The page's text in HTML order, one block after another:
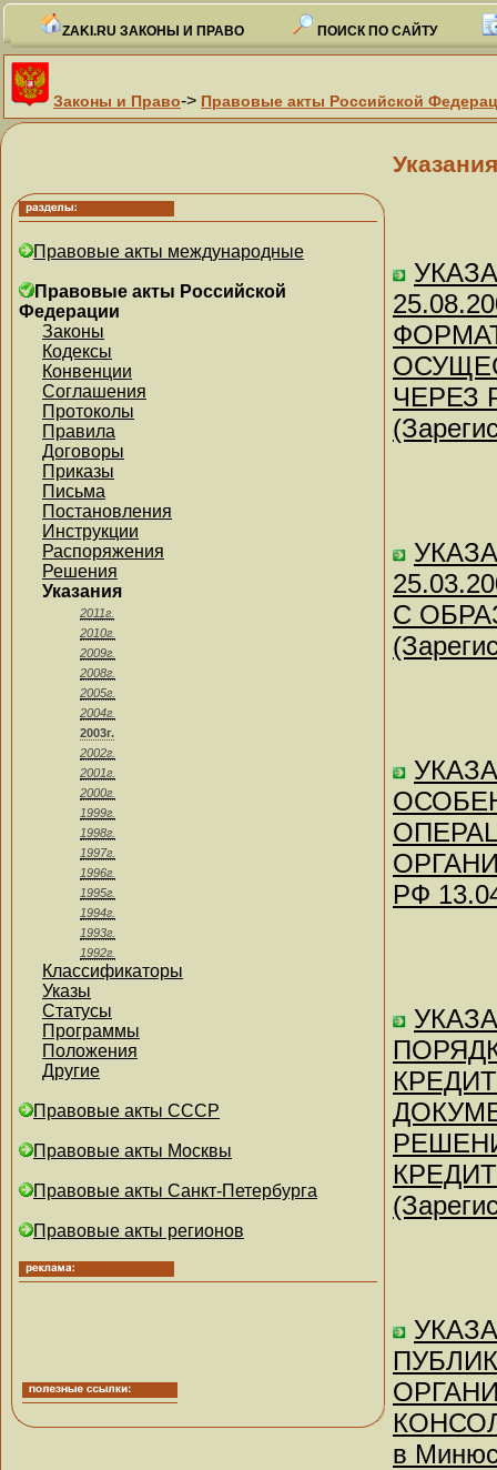
ZAKI.RU ЗАКОНЫ И ПРАВО ПОИСК ПО САЙТУ
Законы и Право-> Правовые акты Российской
Правовые акты международные
Правовые акты Российской
Федерации
Законы
Кодексы
Конвенции
Соглашения
Протоколы
Правила
Договоры
Приказы
Письма
Постановления
Инструкции
Распоряжения
Решения
Указания
2011г.
2010г.
2009г.
2008г.
2005г.
2004г.
2003г.
2002г.
2001г.
2000г.
1999г.
1998г.
1997г.
1996г.
1995г.
1994г.
1993г.
1992г.
Классификаторы
Указы
Статусы
Программы
Положения
Другие
Правовые акты СССР
Правовые акты Москвы
Правовые акты Санкт-Петербурга
Правовые акты регионов
ЧЕРЕЗ
С
РФ
в